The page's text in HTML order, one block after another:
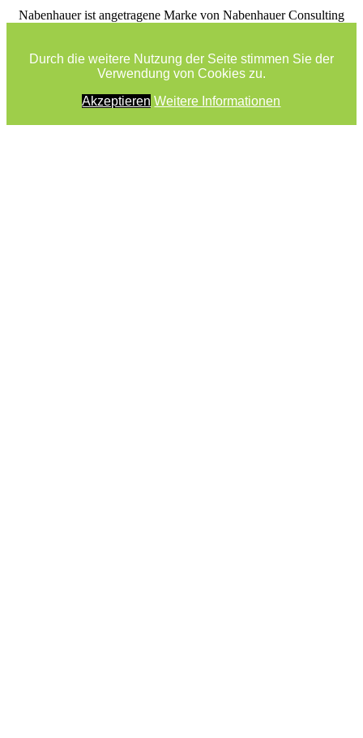
facebook
youtube
rssNabenhauer ist angetragene Marke von Nabenhauer Consulting
Durch die weitere Nutzung der Seite stimmen Sie der
Verwendung von Cookies zu.
Akzeptieren Weitere Informationen